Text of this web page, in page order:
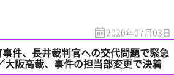
2020年07月03日
事件、長井裁判官への交代問題で緊急
大阪高裁、事件の担当部変更で決着